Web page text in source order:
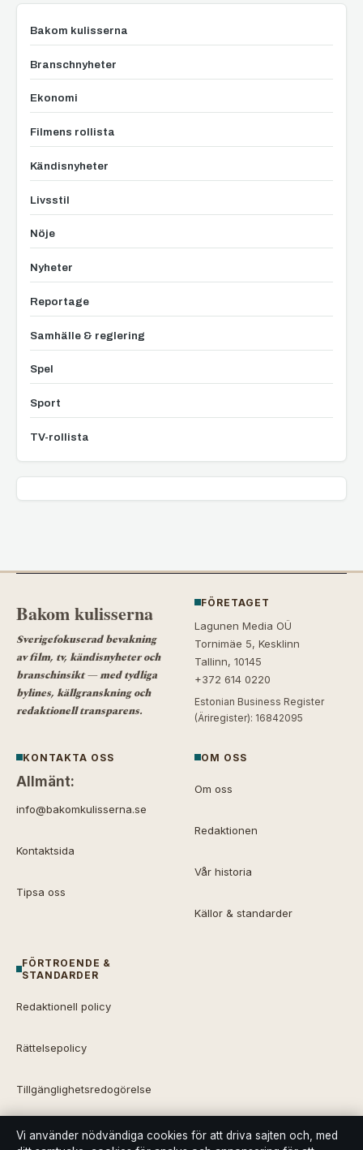
Bakom kulisserna
Branschnyheter
Ekonomi
Filmens rollista
Kändisnyheter
Livsstil
Nöje
Nyheter
Reportage
Samhälle & reglering
Spel
Sport
TV-rollista
Bakom kulisserna
Sverigefokuserad bevakning
av film, tv, kändisnyheter och
branschinsikt — med tydliga
bylines, källgranskning och
redaktionell transparens.
FÖRETAGET
Lagunen Media OÜ
Tornimäe 5, Kesklinn
Tallinn, 10145
+372 614 0220
Estonian Business Register
(Äriregister): 16842095
KONTAKTA OSS
Allmänt:
info@bakomkulisserna.se
Kontaktsida
Tipsa oss
OM OSS
Om oss
Redaktionen
Vår historia
Källor & standarder
FÖRTROENDE &
STANDARDER
Redaktionell policy
Rättelsepolicy
Tillgänglighetsredogörelse
Integritetspolicy
Vi använder nödvändiga cookies för att driva sajten och, med